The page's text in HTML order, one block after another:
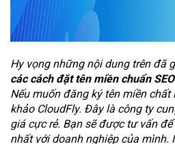
Hy vọng những nội dung trên đã
các cách đặt tên miền chuẩn
Nếu muốn đăng ký tên miền
khảo CloudFly. Đây là công ty
giá cực rẻ. Bạn sẽ được tư vấn
nhất với doanh nghiệp của mình.